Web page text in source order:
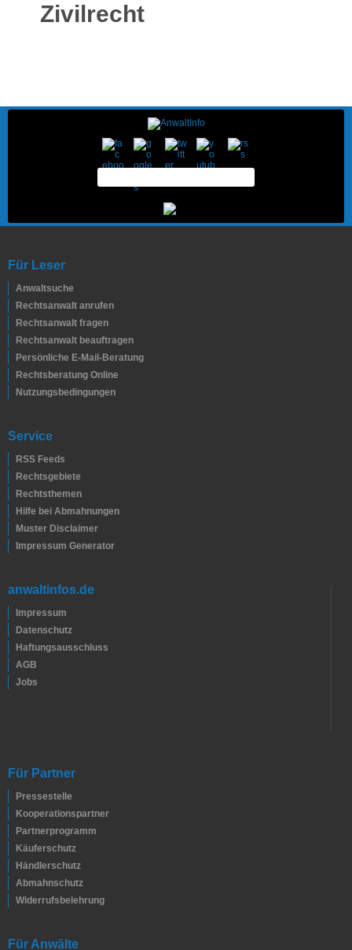
Zivilrecht
Für Leser
Anwaltsuche
Rechtsanwalt anrufen
Rechtsanwalt fragen
Rechtsanwalt beauftragen
Persönliche E-Mail-Beratung
Rechtsberatung Online
Nutzungsbedingungen
Service
RSS Feeds
Rechtsgebiete
Rechtsthemen
Hilfe bei Abmahnungen
Muster Disclaimer
Impressum Generator
anwaltinfos.de
Impressum
Datenschutz
Haftungsausschluss
AGB
Jobs
Für Partner
Pressestelle
Kooperationspartner
Partnerprogramm
Käuferschutz
Händlerschutz
Abmahnschutz
Widerrufsbelehrung
Für Anwälte